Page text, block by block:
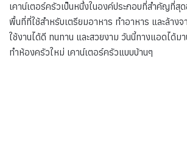
เคาน์เตอร์ครัวเป็นหนึ่งในองค์ประกอบที่สำคัญที่สุ
พื้นที่ที่ใช้สำหรับเตรียมอาหาร ทำอาหาร และล้างจ
ใช้งานได้ดี ทนทาน และสวยงาม วันนี้ทางแอดได้มา
ทำห้องครัวใหม่ เคาน์เตอร์ครัวแบบบ้านๆ